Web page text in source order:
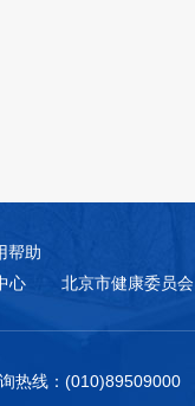
帮助
心 北京市健康委员会
热线：(010)89509000